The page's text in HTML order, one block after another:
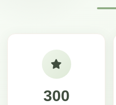
300